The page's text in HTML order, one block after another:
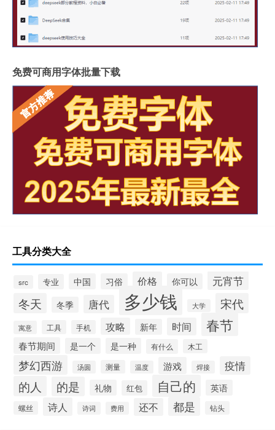
免费可商用字体批量下载
工具分类大全
src 专业 中国 习俗 价格 你可以 元宵节
冬天 冬季 唐代 多少钱 大学 宋代
寓意 工具 手机 攻略 新年 时间 春节
春节期间 是一个 是一种 有什么 木工
梦幻西游 汤圆 测量 温度 游戏 焊接 疫情
的人 的是 礼物 红包 自己的 英语
螺丝 诗人 诗词 费用 还不 都是 钻头